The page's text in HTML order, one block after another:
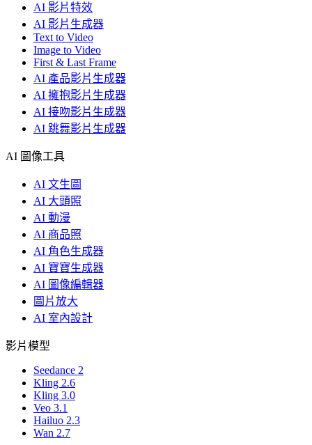
AI 影片特效
AI 影片生成器
Text to Video
Image to Video
First & Last Frame
AI 產品影片生成器
AI 擁抱影片生成器
AI 接吻影片生成器
AI 跳舞影片生成器
AI 圖像工具
AI 文生圖
AI 大頭照
AI 動漫
AI 商品照
AI 角色生成器
AI 寶寶生成器
AI 圖像編輯器
圖片放大
AI 室內設計
影片模型
Seedance 2
Kling 2.6
Kling 3.0
Veo 3.1
Hailuo 2.3
Wan 2.7